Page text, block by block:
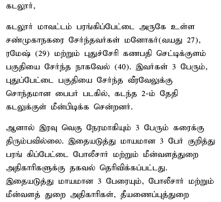
கடலூர்,
கடலூர் மாவட்டம் பரங்கிப்பேட்டை அருகே உள்ள
சண்முகாநகரை சேர்ந்தவர்கள் மனோகர்(வயது 27),
ரமேஷ் (29) மற்றும் புதுச்சேரி கணபதி செட்டிக்குளம்
பகுதியை சேர்ந்த நாகவேல் (40). இவர்கள் 3 பேரும்,
புதுப்பேட்டை பகுதியை சேர்ந்த வீரவேலுக்கு
சொந்தமான பைபர் படகில், கடந்த 2-ம் தேதி
கடலுக்குள் மீன்பிடிக்க சென்றனர்.
ஆனால் இரவு வெகு நேரமாகியும் 3 பேரும் கரைக்கு
திரும்பவில்லை. இதையடுத்து மாயமான 3 பேர் குறித்து
பரங் கிப்பேட்டை போலீசார் மற்றும் மீன்வளத்துறை
அதிகாரிகளுக்கு தகவல் தெரிவிக்கப்பட்டது.
இதையடுத்து மாயமான 3 பேரையும், போலீசார் மற்றும்
மீன்வளத் துறை அதிகாரிகள், தீயணைப்புத்துறை